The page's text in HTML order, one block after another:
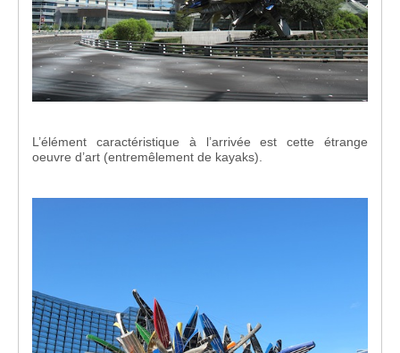
L’élément caractéristique à l’arrivée est cette étrange
oeuvre d’art (entremêlement de kayaks).